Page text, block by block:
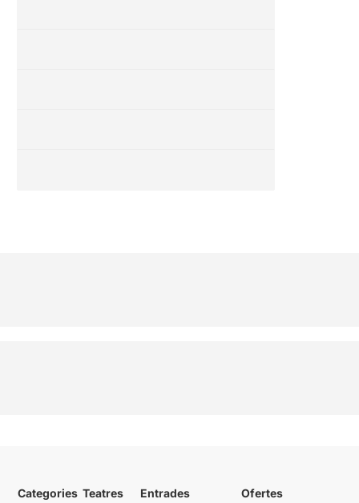
Categories Teatres
Entrades
Ofertes